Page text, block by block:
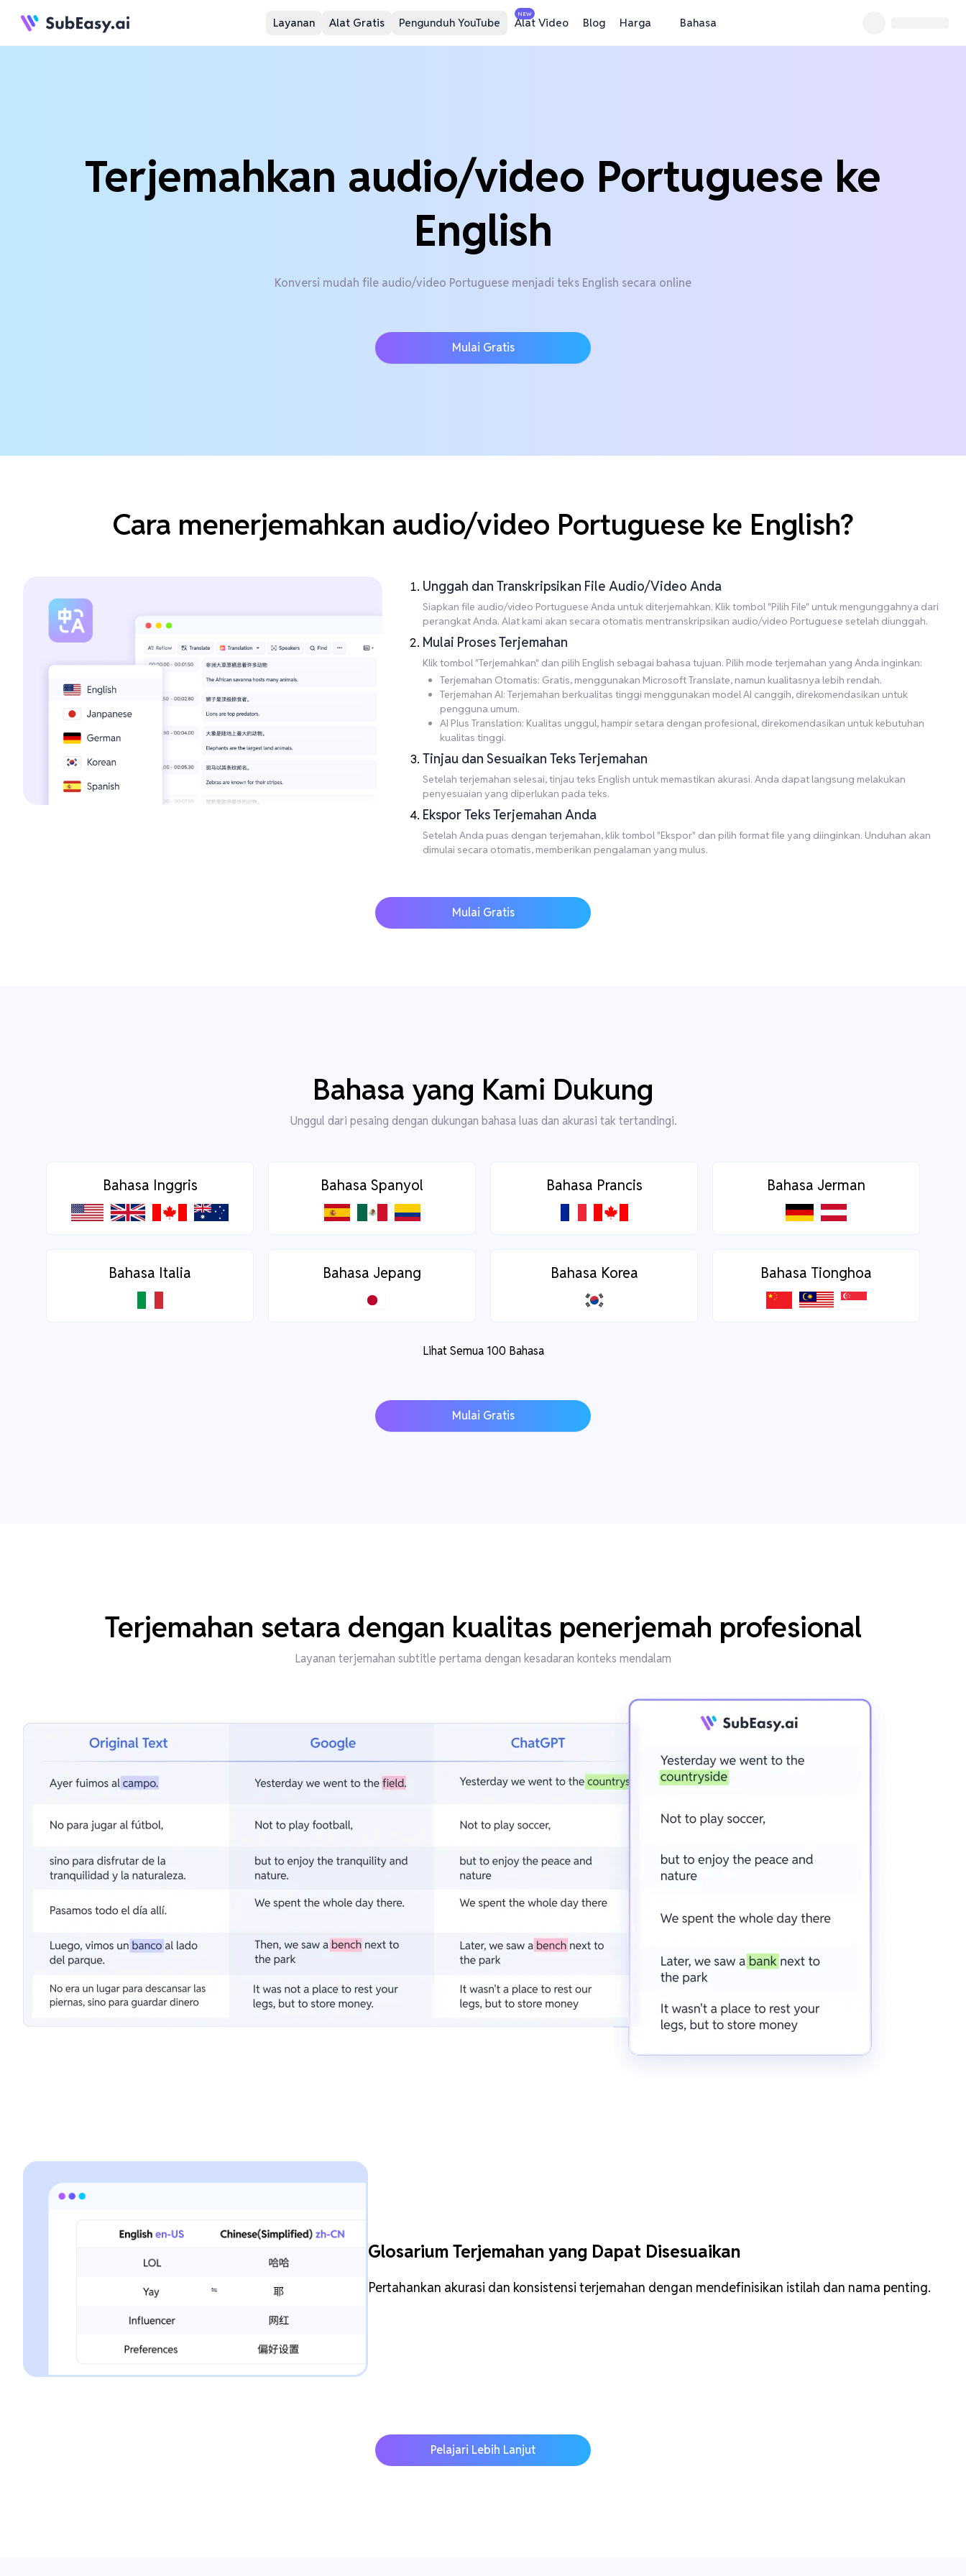
Layanan Alat Gratis Pengunduh YouTube
NEW
Alat Video Blog Harga Bahasa
Terjemahkan audio/video Portuguese ke
English
Konversi mudah file audio/video Portuguese menjadi teks English secara online
Mulai Gratis
Cara menerjemahkan audio/video Portuguese ke English?
Unggah dan Transkripsikan File Audio/Video Anda
Siapkan file audio/video Portuguese Anda untuk diterjemahkan. Klik tombol "Pilih File" untuk mengunggahnya dari
perangkat Anda. Alat kami akan secara otomatis mentranskripsikan audio/video Portuguese setelah diunggah.
Mulai Proses Terjemahan
Klik tombol "Terjemahkan" dan pilih English sebagai bahasa tujuan. Pilih mode terjemahan yang Anda inginkan:
Terjemahan Otomatis: Gratis, menggunakan Microsoft Translate, namun kualitasnya lebih rendah.
Terjemahan AI: Terjemahan berkualitas tinggi menggunakan model AI canggih, direkomendasikan untuk
pengguna umum.
AI Plus Translation: Kualitas unggul, hampir setara dengan profesional, direkomendasikan untuk kebutuhan
kualitas tinggi.
Tinjau dan Sesuaikan Teks Terjemahan
Setelah terjemahan selesai, tinjau teks English untuk memastikan akurasi. Anda dapat langsung melakukan
penyesuaian yang diperlukan pada teks.
Ekspor Teks Terjemahan Anda
Setelah Anda puas dengan terjemahan, klik tombol "Ekspor" dan pilih format file yang diinginkan. Unduhan akan
dimulai secara otomatis, memberikan pengalaman yang mulus.
Mulai Gratis
Bahasa yang Kami Dukung
Unggul dari pesaing dengan dukungan bahasa luas dan akurasi tak tertandingi.
Bahasa Inggris Bahasa Spanyol Bahasa Prancis Bahasa Jerman
Bahasa Italia Bahasa Jepang Bahasa Korea Bahasa Tionghoa
Lihat Semua 100 Bahasa
Mulai Gratis
Terjemahan setara dengan kualitas penerjemah profesional
Layanan terjemahan subtitle pertama dengan kesadaran konteks mendalam
Glosarium Terjemahan yang Dapat Disesuaikan
Pertahankan akurasi dan konsistensi terjemahan dengan mendefinisikan istilah dan nama penting.
Pelajari Lebih Lanjut